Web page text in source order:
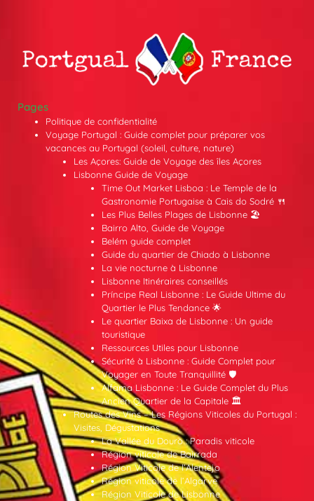
Pages
Politique de confidentialité
Voyage Portugal : Guide complet pour préparer vos
vacances au Portugal (soleil, culture, nature)
Les Açores: Guide de Voyage des îles Açores
Lisbonne Guide de Voyage
Time Out Market Lisboa : Le Temple de la
Gastronomie Portugaise à Cais do Sodré 🍴
Les Plus Belles Plages de Lisbonne 🏖️
Bairro Alto, Guide de Voyage
Belém guide complet
Guide du quartier de Chiado à Lisbonne
La vie nocturne à Lisbonne
Lisbonne Itinéraires conseillés
Príncipe Real Lisbonne : Le Guide Ultime du
Quartier le Plus Tendance 🌟
Le quartier Baixa de Lisbonne : Un guide
touristique
Ressources Utiles pour Lisbonne
Sécurité à Lisbonne : Guide Complet pour
Voyager en Toute Tranquillité 🛡️
Alfama Lisbonne : Le Guide Complet du Plus
Ancien Quartier de la Capitale 🏛️
Routes des Vins – Les Régions Viticoles du Portugal :
Visites, Dégustations
La Vallée du Douro : Paradis viticole
Région viticole de Bairrada
Région Viticole de l’Alentejo
Région viticole de l’Algarve
Région Viticole de Lisbonne